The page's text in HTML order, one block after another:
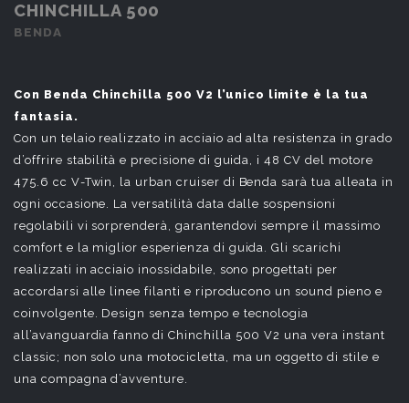
CHINCHILLA 500
BENDA
Con Benda Chinchilla 500 V2 l’unico limite è la tua
fantasia.
Con un telaio realizzato in acciaio ad alta resistenza in grado
d’offrire stabilità e precisione di guida, i 48 CV del motore
475.6 cc V-Twin, la urban cruiser di Benda sarà tua alleata in
ogni occasione. La versatilità data dalle sospensioni
regolabili vi sorprenderà, garantendovi sempre il massimo
comfort e la miglior esperienza di guida. Gli scarichi
realizzati in acciaio inossidabile, sono progettati per
accordarsi alle linee filanti e riproducono un sound pieno e
coinvolgente. Design senza tempo e tecnologia
all’avanguardia fanno di Chinchilla 500 V2 una vera instant
classic; non solo una motocicletta, ma un oggetto di stile e
una compagna d’avventure.